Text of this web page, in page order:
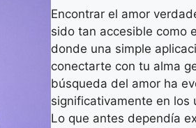
Encontrar el amor
sido tan accesible como
donde una simple
conectarte con tu alma
búsqueda del amor ha
significativamente en los
Lo que antes dependía